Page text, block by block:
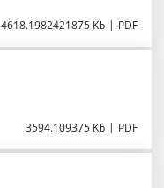
4618.1982421875 Kb PDF
3594.109375 Kb PDF